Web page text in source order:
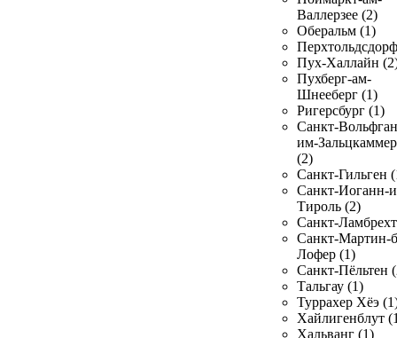
Валлерзее (2)
Оберальм (1)
Пух-Халлайн
Пухберг-ам-
Шнееберг (1)
Ригерсбург (1)
Санкт-
им-
(2)
Санкт-Гильген
Санкт-Иоганн-
Тироль (2)
Санкт-
Санкт-Мартин-
Лофер (1)
Санкт-Пёльтен
Тальгау (1)
Туррахер Хёэ
Хайлигенблут
Хальванг (1)